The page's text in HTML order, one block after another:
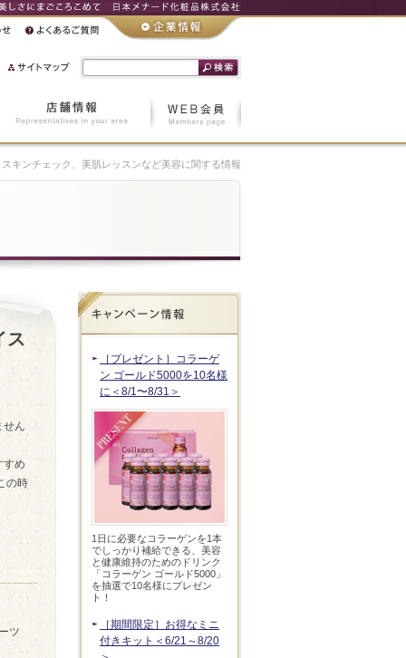
スキンチェック、美肌レッスンなど美容に関する情報
ス
せん
すめ
の時
ツ
［プレゼント］コラーゲ
ン ゴールド5000を10名様
に＜8/1〜8/31＞
1日に必要なコラーゲンを1本
でしっかり補給できる、美容
と健康維持のためのドリンク
「コラーゲン ゴールド5000」
を抽選で10名様にプレゼン
ト！
［期間限定］お得なミニ
付きキット＜6/21～8/20